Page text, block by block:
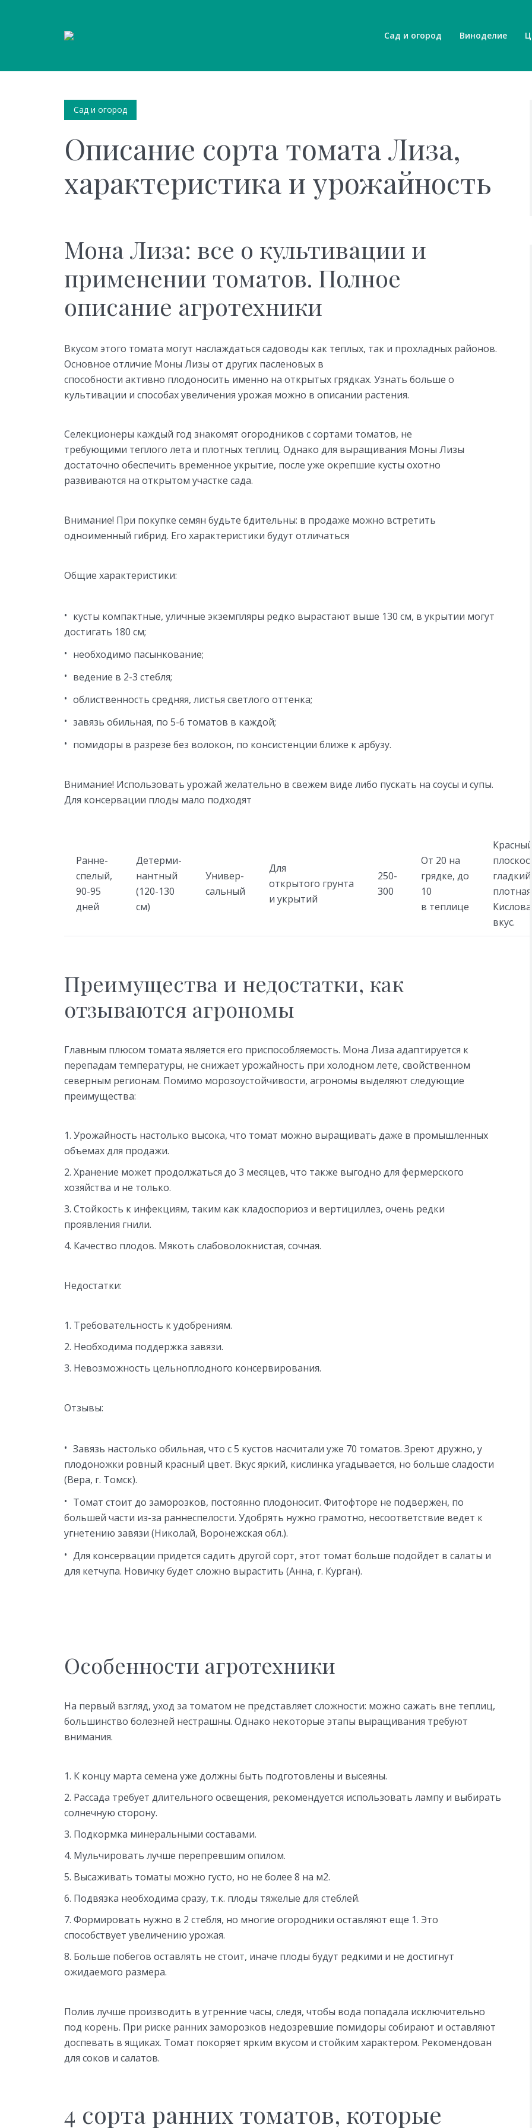
Сад и огород Виноделие
Сад и огород
Описание сорта томата Лиза,
характеристика и урожайность
Мона Лиза: все о культивации и
применении томатов. Полное
описание агротехники
Вкусом этого томата могут наслаждаться садоводы как теплых, так и прохладных районов.
Основное отличие Моны Лизы от других пасленовых в
способности активно плодоносить именно на открытых грядках. Узнать больше о
культивации и способах увеличения урожая можно в описании растения.
Селекционеры каждый год знакомят огородников с сортами томатов, не
требующими теплого лета и плотных теплиц. Однако для выращивания Моны Лизы
достаточно обеспечить временное укрытие, после уже окрепшие кусты охотно
развиваются на открытом участке сада.
Внимание! При покупке семян будьте бдительны: в продаже можно встретить
одноименный гибрид. Его характеристики будут отличаться
Общие характеристики:
кусты компактные, уличные экземпляры редко вырастают выше 130 см, в укрытии могут
достигать 180 см;
необходимо пасынкование;
ведение в 2-3 стебля;
облиственность средняя, листья светлого оттенка;
завязь обильная, по 5-6 томатов в каждой;
помидоры в разрезе без волокон, по консистенции ближе к арбузу.
Внимание! Использовать урожай желательно в свежем виде либо пускать на соусы и супы.
Для консервации плоды мало подходят
Ранне-
спелый,
90-95
дней
Детерми-
нантный
(120-130
см)
Универ-
сальный
Для
открытого грунта
и укрытий
250-
300
От 20 на
грядке, до
10
в теплице
Красный,
плотная.
вкус.
Преимущества и недостатки, как
отзываются агрономы
Главным плюсом томата является его приспособляемость. Мона Лиза адаптируется к
перепадам температуры, не снижает урожайность при холодном лете, свойственном
северным регионам. Помимо морозоустойчивости, агрономы выделяют следующие
преимущества:
Урожайность настолько высока, что томат можно выращивать даже в промышленных
объемах для продажи.
Хранение может продолжаться до 3 месяцев, что также выгодно для фермерского
хозяйства и не только.
Стойкость к инфекциям, таким как кладоспориоз и вертициллез, очень редки
проявления гнили.
Качество плодов. Мякоть слабоволокнистая, сочная.
Недостатки:
Требовательность к удобрениям.
Необходима поддержка завязи.
Невозможность цельноплодного консервирования.
Отзывы:
Завязь настолько обильная, что с 5 кустов насчитали уже 70 томатов. Зреют дружно, у
плодоножки ровный красный цвет. Вкус яркий, кислинка угадывается, но больше сладости
(Вера, г. Томск).
Томат стоит до заморозков, постоянно плодоносит. Фитофторе не подвержен, по
большей части из-за раннеспелости. Удобрять нужно грамотно, несоответствие ведет к
угнетению завязи (Николай, Воронежская обл.).
Для консервации придется садить другой сорт, этот томат больше подойдет в салаты и
для кетчупа. Новичку будет сложно вырастить (Анна, г. Курган).
Особенности агротехники
На первый взгляд, уход за томатом не представляет сложности: можно сажать вне теплиц,
большинство болезней нестрашны. Однако некоторые этапы выращивания требуют
внимания.
К концу марта семена уже должны быть подготовлены и высеяны.
Рассада требует длительного освещения, рекомендуется использовать лампу и выбирать
солнечную сторону.
Подкормка минеральными составами.
Мульчировать лучше перепревшим опилом.
Высаживать томаты можно густо, но не более 8 на м2.
Подвязка необходима сразу, т.к. плоды тяжелые для стеблей.
Формировать нужно в 2 стебля, но многие огородники оставляют еще 1. Это
способствует увеличению урожая.
Больше побегов оставлять не стоит, иначе плоды будут редкими и не достигнут
ожидаемого размера.
Полив лучше производить в утренние часы, следя, чтобы вода попадала исключительно
под корень. При риске ранних заморозков недозревшие помидоры собирают и оставляют
доспевать в ящиках. Томат покоряет ярким вкусом и стойким характером. Рекомендован
для соков и салатов.
4 сорта ранних томатов, которые